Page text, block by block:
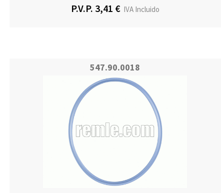
P.V.P. 3,41 €IVA Incluido
547.90.0018